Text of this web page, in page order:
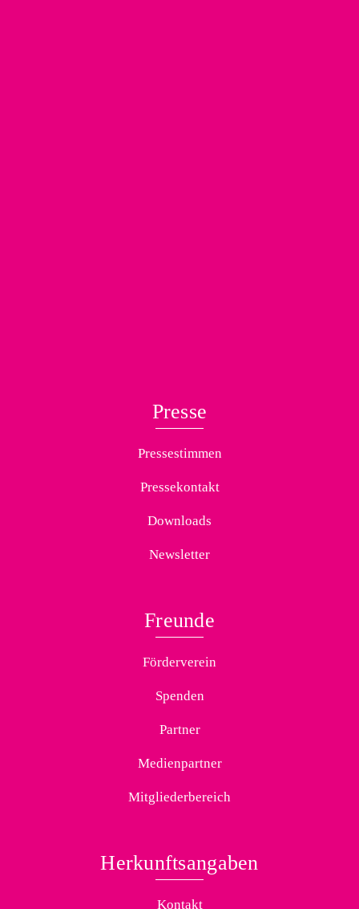
Presse
Pressestimmen
Pressekontakt
Downloads
Newsletter
Freunde
Förderverein
Spenden
Partner
Medienpartner
Mitgliederbereich
Herkunftsangaben
Kontakt